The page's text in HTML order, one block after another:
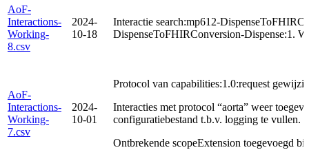
AoF-
Interactions-
Working-
8.csv
2024-
10-18
Interactie search:mp612-
DispenseToFHIRConversion-Dispense:1.
AoF-
Interactions-
Working-
7.csv
2024-
10-01
Protocol van capabilities:1.0:request
Interacties met protocol “aorta” weer
configuratiebestand t.b.v. logging te vullen.
Ontbrekende scopeExtension toegevoegd